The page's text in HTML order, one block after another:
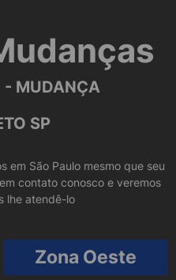
- MUDANÇA
SP
em São Paulo mesmo que seu
contato conosco e veremos
lhe atendê-lo
Zona Oeste